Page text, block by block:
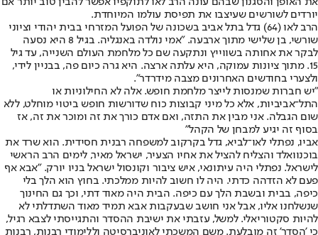
יורדים לשורשים שעיצבו את תפיסת עולמו המיוחדת.
הרב לאו (64) גדל בתל אביב בשכונה של הפועל המזרחי בבית יהודי וציוני
שורשי, בן שלישי מתוך ארבעה. "אמי נולדה באנגליה. בגיל 8 היא נסעה
לבקר את אחותה בשווייץ ונתקעה שם כל מלחמת העולם השנייה, עד גיל
15. מתוך ציונות עמוקה, היא עלתה ארצה. היא גרה כיום פה, בבניין לידי,
ולצערי בחודשים האחרונים מצבה מידרדר".
"יש חברות שמנסות לייצר מלחמת חופש. אלה לא החילוניות או
התל־אביביות, אלא כל מיני קבוצות כוח שדורשות חופש ביטוי מוחלט, ללא
שום הגבלה. אני מבין את התזה, ואם אדם כורך את זה ומוכר את זה, אז
בסוף זה יגיע למבחן של הקהל"
אביו, נפתלי לאו־לביא, גדל בקרקוב למשפחה רבנית חסידית. הוא שרד את
בוכנוואלד והצליח להציל את אחיו הצעיר, ישראל מאיר, לימים הרב הראשי
לישראל. נפתלי היה עיתונאי, איש ציבור וקונסול ישראל בניו יורק. "אבא אף
פעם לא הזדהה כדתי. היה לו חשוב להיות ממלכתי. בחוץ הוא הלך בלי
כיפה, בבית ובשבת הלך עם כיפה. הבית היה מאוד דתי, וכך גם החינוך
שנשלחנו אליו, אבל אני חושב שבעקבות אבא תמיד מאוד השתדלתי לא
להיות סקטוריאלי. למשל, עזבתי את ישיבת ההסדר והתגייסתי לצבא רגיל,
כי 'הסדר' זה מובלעת. משם המשכתי לאוניברסיטה וללימודי רבנות, רבנות